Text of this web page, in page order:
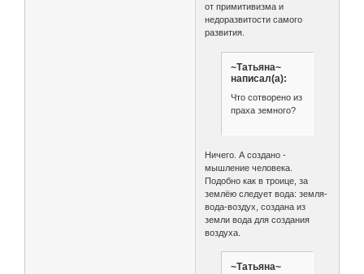
от примитивизма и
недоразвитости самого
развития.
~Татьяна~
написал(а):
Что сотворено из
праха земного?
Ничего. А создано -
мышление человека.
Подобно как в троице, за
землёю следует вода: земля-
вода-воздух, создана из
земли вода для создания
воздуха.
~Татьяна~